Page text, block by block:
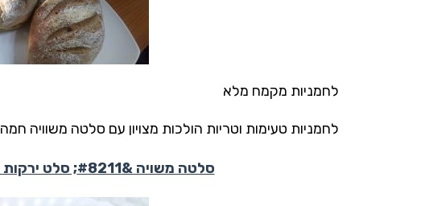
לחמניות מקמח מלא
לחמניות טעימות וטריות הולכות מצויון עם סלטה משוויה חמה
סלטה משויה &#8211; סלט ירקות צלויים מהמטבח הטוניסאי